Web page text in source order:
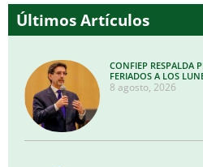
Últimos Artículos
CONFIEP RESPALDA
FERIADOS A LOS
8 agosto, 2026